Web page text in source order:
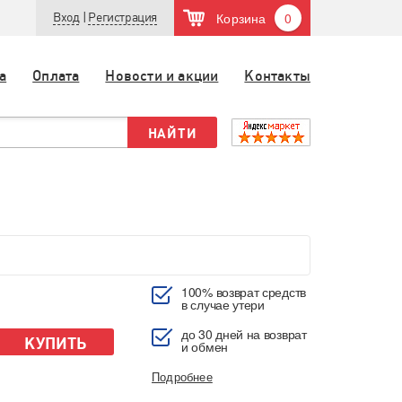
Вход Регистрация Корзина 0
Оплата Новости и акции Контакты
КУПИТЬ
100% возврат средств
в случае утери
до 30 дней на возврат
и обмен
Подробнее